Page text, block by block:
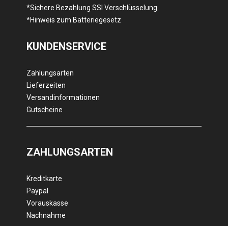
*Sichere Bezahlung SSl Verschlüsselung
*Hinweis zum Batteriegesetz
KUNDENSERVICE
Zahlungsarten
Lieferzeiten
Versandinformationen
Gutscheine
ZAHLUNGSARTEN
Kreditkarte
Paypal
Vorauskasse
Nachnahme